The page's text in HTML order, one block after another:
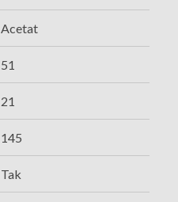
Acetat
51
21
145
Tak